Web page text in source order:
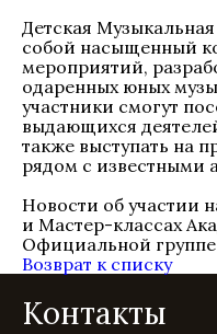
Детская
собой насыщенный
мероприятий,
одаренных юных
участники смогут
выдающихся
также выступать на
рядом с известными
Новости об участии
и Мастер-классах
Официальной
Возврат к списку
Контакты